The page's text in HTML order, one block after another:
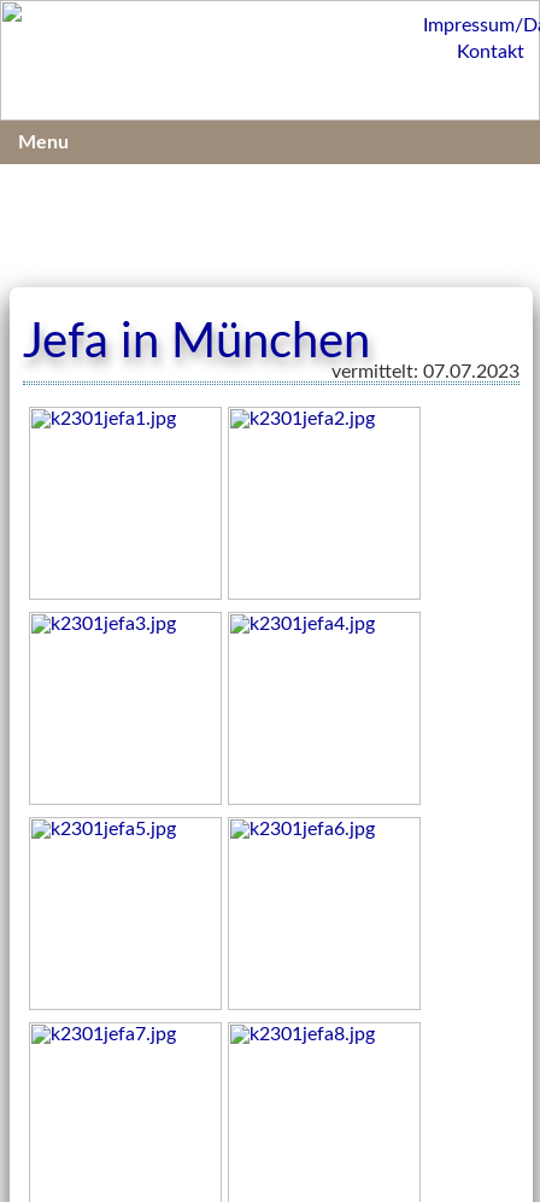
Jefa in München
vermittelt: 07.07.2023
Impressum/
Kontakt
Menu